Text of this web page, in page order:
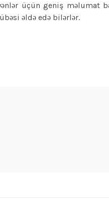
üçün geniş məlumat
əldə edə bilərlər.